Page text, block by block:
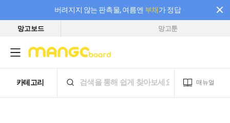
버려지지 않는 판촉물, 여름엔 부채가 정답
필요한 만큼 충전하고 끊김 없이 작업하세요! 새로워진 AI 부스터 요금제
망고보드 망고툰